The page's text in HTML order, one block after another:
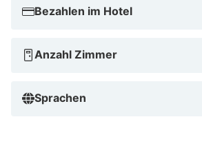
Bezahlen im Hotel
Anzahl Zimmer
Sprachen